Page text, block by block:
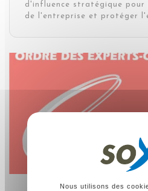
d'influence stratégique pour
de l'entreprise et protéger
Nous utilisons des